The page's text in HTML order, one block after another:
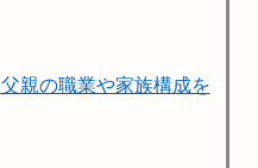
親の職業や家族構成を